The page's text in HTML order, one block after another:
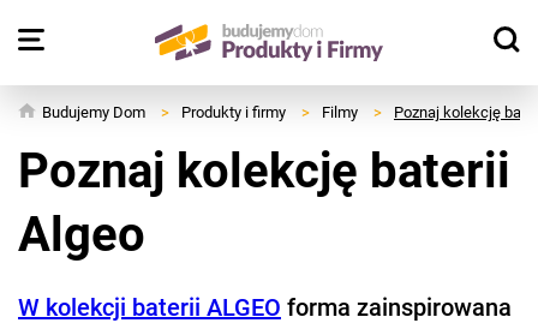
Budujemy Dom > Produkty i firmy > Filmy > Poznaj kolekcję
Poznaj kolekcję baterii
Algeo
W kolekcji baterii ALGEO forma zainspirowana